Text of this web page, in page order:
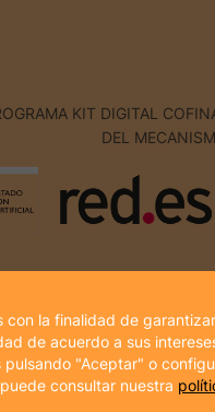
KIT DIGITAL
DEL
la finalidad de
de acuerdo a sus
"Aceptar" o
consultar nuestra